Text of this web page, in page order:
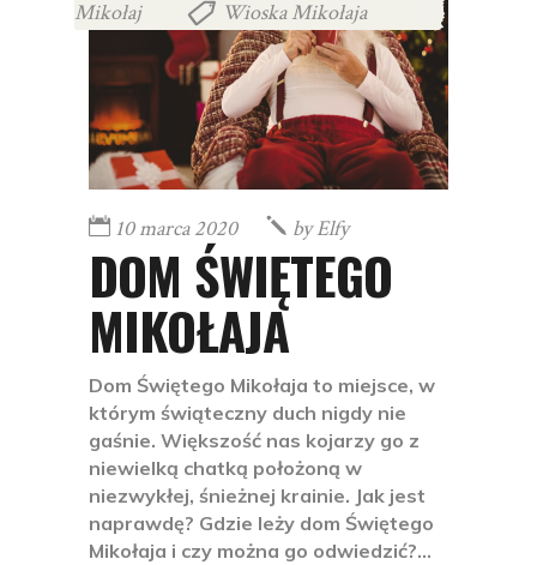
Mikołaj
Wioska Mikołaja
10 marca 2020 byElfy
DOM ŚWIĘTEGO
MIKOŁAJA
Dom Świętego Mikołaja to miejsce, w
którym świąteczny duch nigdy nie
gaśnie. Większość nas kojarzy go z
niewielką chatką położoną w
niezwykłej, śnieżnej krainie. Jak jest
naprawdę? Gdzie leży dom Świętego
Mikołaja i czy można go odwiedzić?